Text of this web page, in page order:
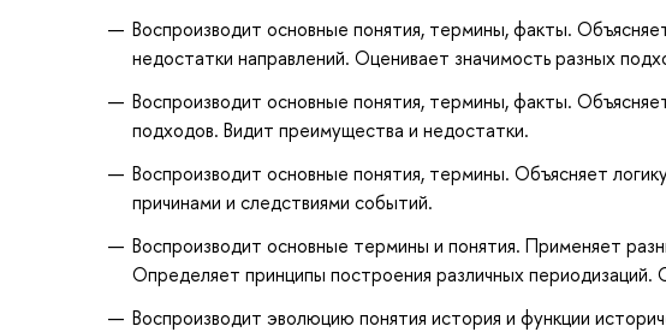
Воспроизводит основные понятия, термины, факты.
недостатки направлений. Оценивает значимость разных
Воспроизводит основные понятия, термины, факты.
подходов. Видит преимущества и недостатки.
Воспроизводит основные понятия, термины. Объясняет
причинами и следствиями событий.
Воспроизводит основные термины и понятия. Применяет
Определяет принципы построения различных периодизаций.
Воспроизводит эволюцию понятия история и функции